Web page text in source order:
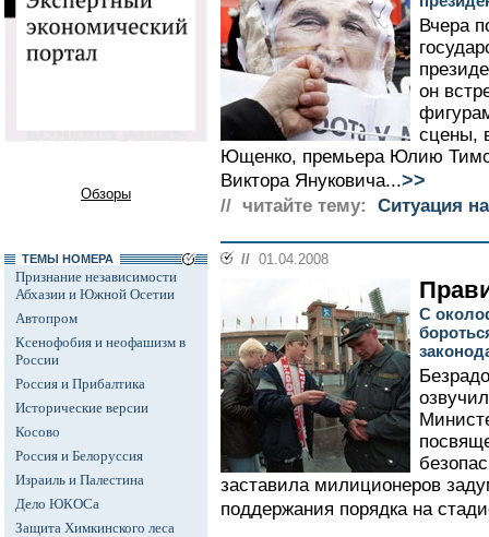
Обзоры
ТЕМЫ НОМЕРА
Признание независимости
Абхазии и Южной Осетии
Автопром
Ксенофобия и неофашизм в
России
Россия и Прибалтика
Исторические версии
Косово
Россия и Белоруссия
Израиль и Палестина
Дело ЮКОСа
Защита Химкинского леса
Вчера
он
сцены,
Ющенко, премьера Юлию
Виктора Януковича...>>
// читайте тему: Ситуация
// 01.04.2008
С
заставила милиционеров
поддержания порядка на